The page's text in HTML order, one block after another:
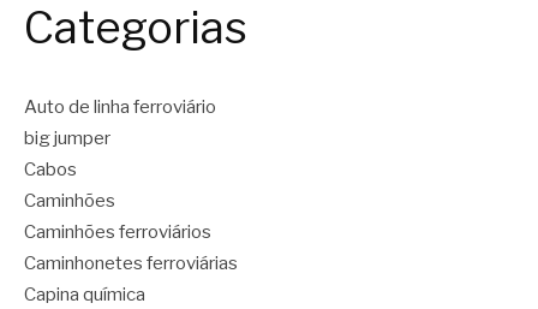
Categorias
Auto de linha ferroviário
big jumper
Cabos
Caminhões
Caminhões ferroviários
Caminhonetes ferroviárias
Capina química